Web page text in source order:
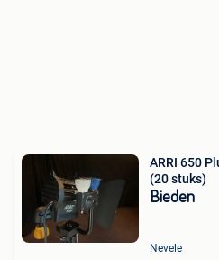
ARRI 650
(20 stuks)
Bieden
Nevele